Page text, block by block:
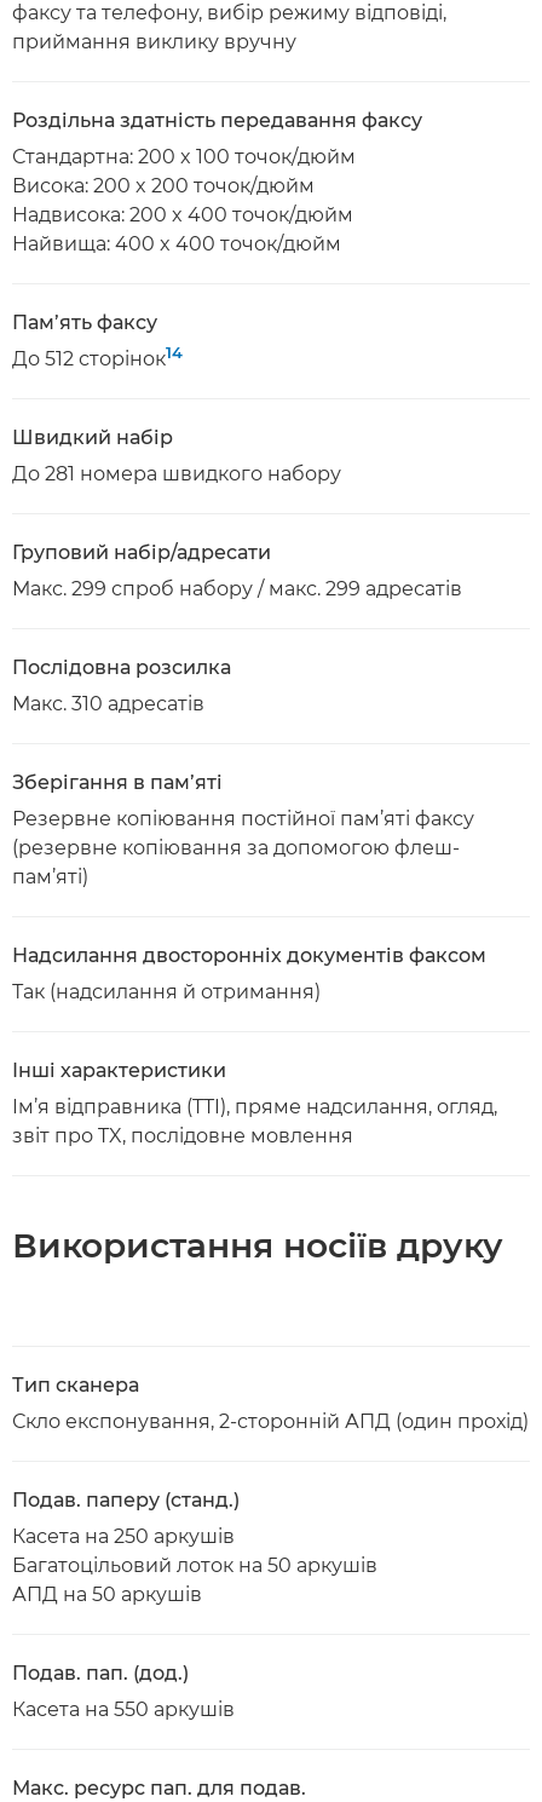
факсу та телефону, вибір режиму відповіді,
приймання виклику вручну
Роздільна здатність передавання факсу
Стандартна: 200 x 100 точок/дюйм
Висока: 200 x 200 точок/дюйм
Надвисока: 200 x 400 точок/дюйм
Найвища: 400 x 400 точок/дюйм
Пам’ять факсу
До 512 сторінок14
Швидкий набір
До 281 номера швидкого набору
Груповий набір/адресати
Макс. 299 спроб набору / макс. 299 адресатів
Послідовна розсилка
Макс. 310 адресатів
Зберігання в пам’яті
Резервне копіювання постійної пам’яті факсу
(резервне копіювання за допомогою флеш-
пам’яті)
Надсилання двосторонніх документів факсом
Так (надсилання й отримання)
Інші характеристики
Ім’я відправника (TTI), пряме надсилання, огляд,
звіт про TX, послідовне мовлення
Використання носіїв друку
Тип сканера
Скло експонування, 2-сторонній АПД (один прохід)
Подав. паперу (станд.)
Касета на 250 аркушів
Багатоцільовий лоток на 50 аркушів
АПД на 50 аркушів
Подав. пап. (дод.)
Касета на 550 аркушів
Макс. ресурс пап. для подав.